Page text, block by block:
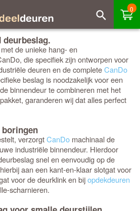
0
de unieke hang- en
die specifiek zijn ontworpen voor
deuren en de completeCanDo
beslag is noodzakelijk voor een
binnendeur te combineren met het
garanderen wij dat alles perfect
verzorgtCanDo machinaal de
industriële binnendeur. Hierdoor
snel en eenvoudig op de
aan een kant-en-klaar slotgat voor
voor de deurklink en bijopdekdeuren
scharnieren.